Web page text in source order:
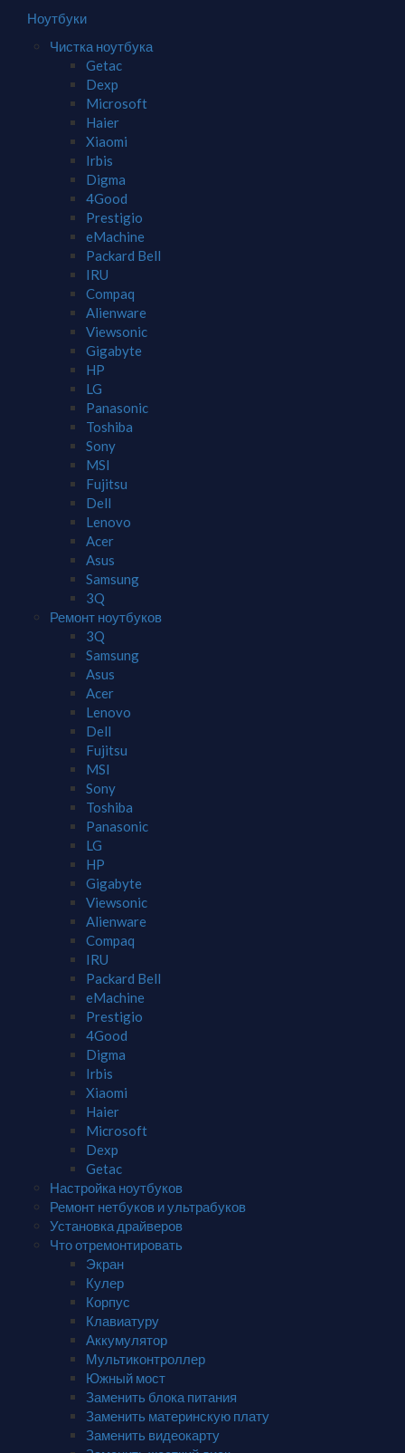
Ноутбуки
Чистка ноутбука
Getac
Dexp
Microsoft
Haier
Xiaomi
Irbis
Digma
4Good
Prestigio
eMachine
Packard Bell
IRU
Compaq
Alienware
Viewsonic
Gigabyte
HP
LG
Panasonic
Toshiba
Sony
MSI
Fujitsu
Dell
Lenovo
Acer
Asus
Samsung
3Q
Ремонт ноутбуков
3Q
Samsung
Asus
Acer
Lenovo
Dell
Fujitsu
MSI
Sony
Toshiba
Panasonic
LG
HP
Gigabyte
Viewsonic
Alienware
Compaq
IRU
Packard Bell
eMachine
Prestigio
4Good
Digma
Irbis
Xiaomi
Haier
Microsoft
Dexp
Getac
Настройка ноутбуков
Ремонт нетбуков и ультрабуков
Установка драйверов
Что отремонтировать
Экран
Кулер
Корпус
Клавиатуру
Аккумулятор
Мультиконтроллер
Южный мост
Заменить блока питания
Заменить материнскую плату
Заменить видеокарту